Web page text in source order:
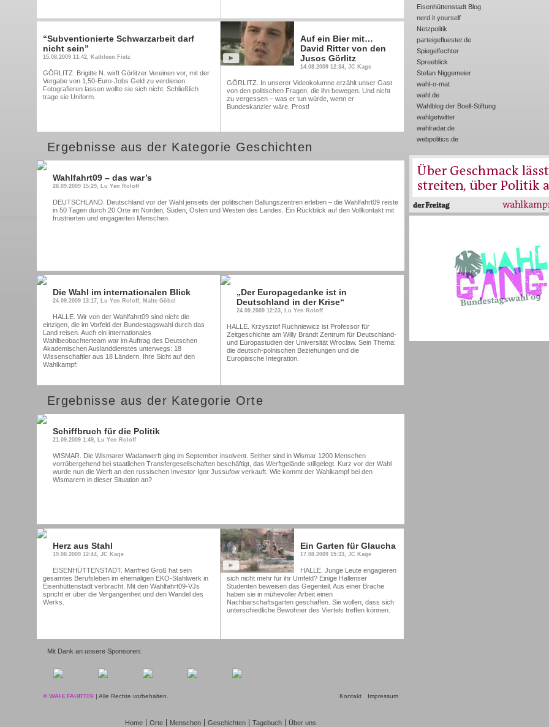
“Subventionierte Schwarzarbeit darf
nicht sein”
15.08.2009 11:42, Kathleen Fietz
GÖRLITZ. Brigitte N. wirft Görlitzer Vereinen vor, mit der
Vergabe von 1,50-Euro-Jobs Geld zu verdienen.
Fotografieren lassen wollte sie sich nicht. Schließlich
trage sie Uniform.
Auf ein Bier mit…
David Ritter von den
Jusos Görlitz
14.08.2009 12:34, JC Kage
GÖRLITZ. In unserer Videokolumne erzählt unser Gast
von den politischen Fragen, die ihn bewegen. Und nicht
zu vergessen – was er tun würde, wenn er
Bundeskanzler wäre. Prost!
Ergebnisse aus der Kategorie Geschichten
Wahlfahrt09 – das war’s
28.09.2009 15:29, Lu Yen Roloff
DEUTSCHLAND. Deutschland vor der Wahl jenseits der politischen Ballungszentren erleben – die Wahlfahrt09 reiste
in 50 Tagen durch 20 Orte im Norden, Süden, Osten und Westen des Landes. Ein Rückblick auf den Vollkontakt mit
frustrierten und engagierten Menschen.
Die Wahl im internationalen Blick
24.09.2009 13:17, Lu Yen Roloff, Malte Göbel
HALLE. Wir von der Wahlfahrt09 sind nicht die
einzigen, die im Vorfeld der Bundestagswahl durch das
Land reisen. Auch ein internationales
Wahlbeobachterteam war im Auftrag des Deutschen
Akademischen Auslanddienstes unterwegs: 18
Wissenschaftler aus 18 Ländern. Ihre Sicht auf den
Wahlkampf:
„Der Europagedanke ist in
Deutschland in der Krise“
24.09.2009 12:23, Lu Yen Roloff
HALLE. Krzysztof Ruchniewicz ist Professor für
Zeitgeschichte am Willy Brandt Zentrum für Deutschland-
und Europastudien der Universität Wroclaw. Sein Thema:
die deutsch-polnischen Beziehungen und die
Europäische Integration.
Ergebnisse aus der Kategorie Orte
Schiffbruch für die Politik
21.09.2009 1:49, Lu Yen Roloff
WISMAR. Die Wismarer Wadanwerft ging im September insolvent. Seither sind in Wismar 1200 Menschen
vorrübergehend bei staatlichen Transfergesellschaften beschäftigt, das Werftgelände stillgelegt. Kurz vor der Wahl
wurde nun die Werft an den russischen Investor Igor Jussufow verkauft. Wie kommt der Wahlkampf bei den
Wismarern in dieser Situation an?
Herz aus Stahl
19.08.2009 12:44, JC Kage
EISENHÜTTENSTADT. Manfred Groß hat sein
gesamtes Berufsleben im ehemaligen EKO-Stahlwerk in
Eisenhüttenstadt verbracht. Mit den Wahlfahrt09-VJs
spricht er über die Vergangenheit und den Wandel des
Werks.
Ein Garten für Glaucha
17.08.2009 15:33, JC Kage
HALLE. Junge Leute engagieren
sich nicht mehr für ihr Umfeld? Einige Hallenser
Studenten beweisen das Gegenteil. Aus einer Brache
haben sie in mühevoller Arbeit einen
Nachbarschaftsgarten geschaffen. Sie wollen, dass sich
unterschiedliche Bewohner des Viertels treffen können.
Mit Dank an unsere Sponsoren:
© WAHLFAHRT09 | Alle Rechte vorbehalten. Impressum
Kontakt
Home Orte Menschen Geschichten Tagebuch Über uns
Eisenhüttenstadt Blog
nerd it yourself
Netzpolitik
parteigefluester.de
Spiegelfechter
Spreeblick
Stefan Niggemeier
wahl-o-mat
wahl.de
Wahlblog der Boell-Stiftung
wahlgetwitter
wahlradar.de
webpolitics.de